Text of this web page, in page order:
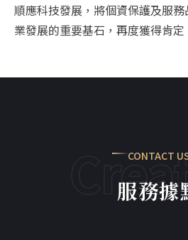
順應科技發展，將個資保護及服
業發展的重要基石，再度獲得肯定
CONTACT
服務據